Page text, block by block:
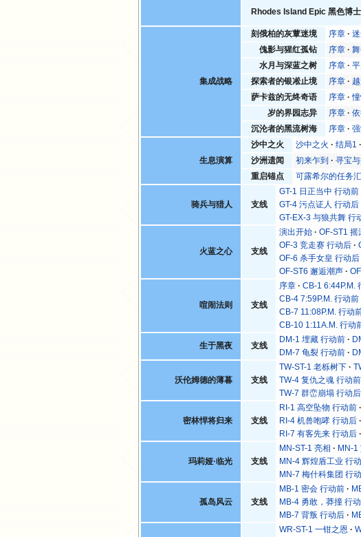
Rhodes Island Epic 黑色博
集成战略
刻俄柏的灰蕈迷境 序章
傀影与猩红孤钻
序章
水月与深蓝之树
序章
探索者的银凇止境
序章
萨卡兹的无终奇语
序章
岁的界园志异
序章
沉沦者的黑流树海
序章
生息演算
沙中之火 沙中之火 结局1
沙洲遗闻
初来乍到 寻宝
重启锚点
可露希尔的任务
骑兵与猎人 支线
GT-1 日正当中 行动前
GT-4 污点证人 行动后
GT-EX-3 与狼共舞 行
火蓝之心 支线
演出开始 OF-ST1 摇
OF-3 竞走赛 行动后
OF-6 杀手女皇 行动后
OF-ST6 邂逅潮声
喧闹法则 支线
序章 CB-1 6:44P.M.
CB-4 7:59P.M. 行动前
CB-7 11:08P.M. 行动
CB-10 1:11A.M. 行动
生于黑夜 支线
DM-1 埋藏 行动前
DM-7 龟裂 行动前
沃伦姆德的薄暮 支线
TW-ST-1 老栎树下
TW-4 复仇之魂 行动前
TW-7 群峦崩塌 行动后
密林悍将归来 支线
RI-1 高空坠物 行动前
RI-4 机兽咆哮 行动后
RI-7 有客先来 行动后
玛莉娅·临光 支线
MN-ST-1 亮相 MN-1
MN-4 辉煌盾工业 行
MN-7 梅什科集团 行
孤岛风云 支线
MB-1 密会 行动前
MB-4 勇敢，莽撞 行
MB-7 背叛 行动后
WR-ST-1 一钳之恩